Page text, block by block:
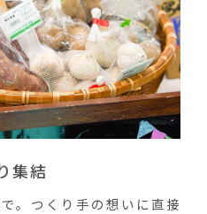
集結
。つくり手の想いに直接